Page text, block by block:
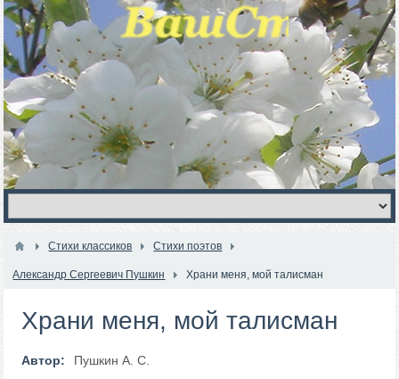
Стихи классиков Стихи поэтов
Александр Сергеевич Пушкин Храни меня, мой талисман
Храни меня, мой талисман
Автор:
Пушкин А. С.